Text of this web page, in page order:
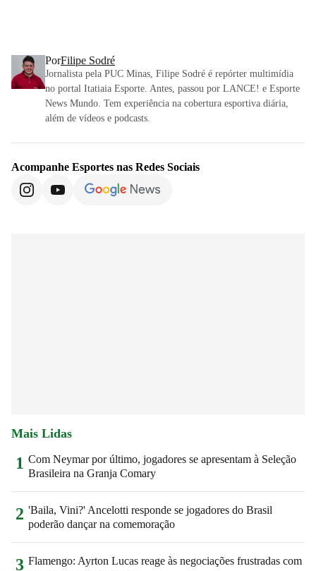
PorFilipe Sodré
Jornalista pela PUC Minas, Filipe Sodré é repórter multimídia
no portal Itatiaia Esporte. Antes, passou por LANCE! e Esporte
News Mundo. Tem experiência na cobertura esportiva diária,
além de vídeos e podcasts.
Acompanhe Esportes nas Redes Sociais
Mais Lidas
1 Com Neymar por último, jogadores se apresentam à Seleção
Brasileira na Granja Comary
2 'Baila, Vini?' Ancelotti responde se jogadores do Brasil
poderão dançar na comemoração
3 Flamengo: Ayrton Lucas reage às negociações frustradas com